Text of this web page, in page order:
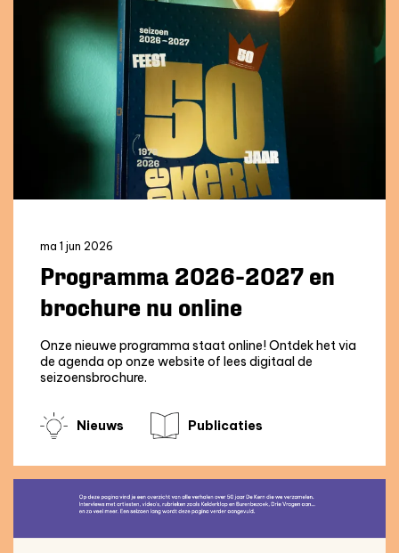
ma 1 jun 2026
Programma 2026-2027 en
brochure nu online
Onze nieuwe programma staat online! Ontdek het via
de agenda op onze website of lees digitaal de
seizoensbrochure.
Nieuws Publicaties